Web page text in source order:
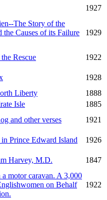
1927
The Story of the
the Causes of its Failure
1929
Rescue
1922
1928
Liberty
1888
Isle
1885
and other verses
1921
Prince Edward Island
1926
Harvey, M.D.
1847
motor caravan. A 3,000
on Behalf
1922